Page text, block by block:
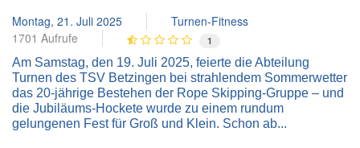
Montag, 21. Juli 2025
Turnen-Fitness
1701 Aufrufe
1
Am Samstag, den 19. Juli 2025, feierte die Abteilung
Turnen des TSV Betzingen bei strahlendem Sommerwetter
das 20-jährige Bestehen der Rope Skipping-Gruppe – und
die Jubiläums-Hockete wurde zu einem rundum
gelungenen Fest für Groß und Klein. Schon ab...